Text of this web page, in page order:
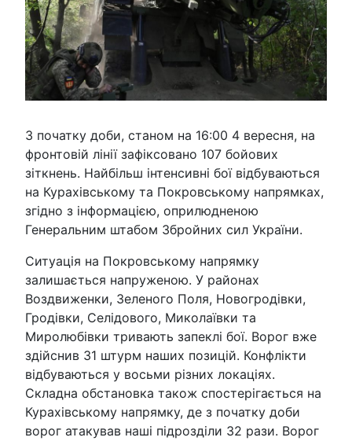
З початку доби, станом на 16:00 4 вересня, на
фронтовій лінії зафіксовано 107 бойових
зіткнень. Найбільш інтенсивні бої відбуваються
на Курахівському та Покровському напрямках,
згідно з інформацією, оприлюдненою
Генеральним штабом Збройних сил України.
Ситуація на Покровському напрямку
залишається напруженою. У районах
Воздвиженки, Зеленого Поля, Новогродівки,
Гродівки, Селідового, Миколаївки та
Миролюбівки тривають запеклі бої. Ворог вже
здійснив 31 штурм наших позицій. Конфлікти
відбуваються у восьми різних локаціях.
Складна обстановка також спостерігається на
Курахівському напрямку, де з початку доби
ворог атакував наші підрозділи 32 рази. Ворог